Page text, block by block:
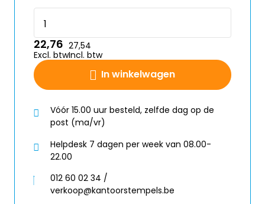
In winkelwagen
22,76
Excl. btw
27,54
Incl. btw
Vóór 15.00 uur besteld, zelfde dag op de
post (ma/vr)
Helpdesk 7 dagen per week van 08.00-
22.00
012 60 02 34 /
verkoop@kantoorstempels.be